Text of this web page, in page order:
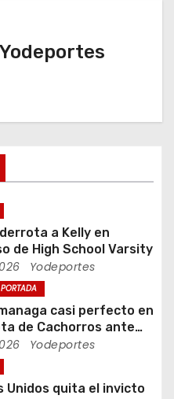
Yodeportes
a Kelly en
de High School Varsity
Yodeportes
PORTADA
casi perfecto en
de Cachorros ante
Yodeportes
Unidos quita el invicto